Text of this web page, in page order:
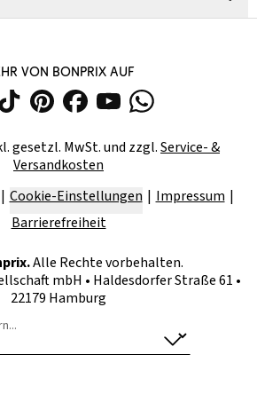
VON BONPRIX AUF
gesetzl. MwSt. und zzgl.Service- &
Versandkosten
Cookie-Einstellungen
Impressum
Barrierefreiheit
Alle Rechte vorbehalten.
mbH • Haldesdorfer Straße 61 •
22179 Hamburg